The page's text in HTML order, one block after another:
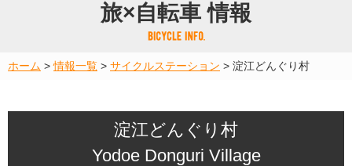
旅×自転車 情報
ホーム >情報一覧 > サイクルステーション > 淀江どんぐり村
淀江どんぐり村
Yodoe Donguri Village